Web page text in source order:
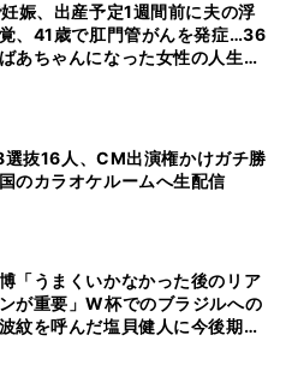
娠、出産予定1週間前に夫の浮
、41歳で肛門管がんを発症…36
あちゃんになった女性の人生に
も思わず涙 『愛のハイエナ
抜16人、CM出演権かけガチ勝
のカラオケルームへ生配信
「うまくいかなかった後のリア
が重要」W杯でのブラジルへの
紋を呼んだ塩貝健人に今後期待
は？